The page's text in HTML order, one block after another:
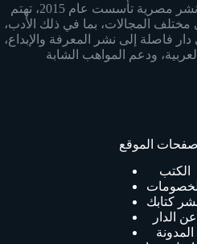
فاصلة للنشر هي دار نشر مصرية تأسست عام 2015، تهتم
مختلف المجالات، بما في ذلك الأدب،
فاصلة إلى نشر المعرفة والإبداع،
ودعم المواهب الشابة
صفحات الموقع
الكتب
كتابك
عن الدار
المدونة